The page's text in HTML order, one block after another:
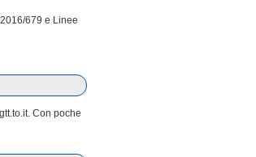
679 e Linee
Con poche